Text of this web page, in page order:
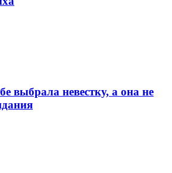
выбрала невестку, а она не